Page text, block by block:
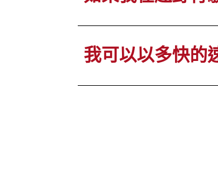
我可以以多快的